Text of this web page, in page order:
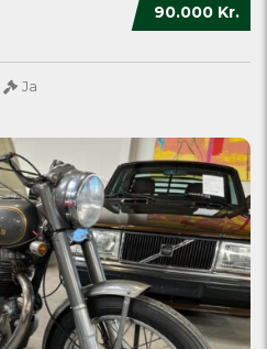
90.000 Kr.
Ja